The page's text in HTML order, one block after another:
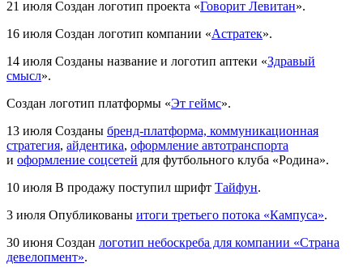
21 июля Создан логотип проекта «Говорит Левитан».
16 июля Создан логотип компании «Астратек».
14 июля Созданы название и логотип аптеки «Здравый
смысл».
Создан логотип платформы «Эт геймс».
13 июля Созданы бренд-платформа, коммуникационная
стратегия, айдентика, оформление автотранспорта
и оформление соцсетей для футбольного клуба «Родина».
10 июля В продажу поступил шрифт Тайфун.
3 июля Опубликованы итоги третьего потока «Кампуса».
30 июня Создан логотип небоскреба для компании «Страна
девелопмент».